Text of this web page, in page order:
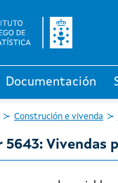
Documentación
Construción e vivenda
5643: Vivendas